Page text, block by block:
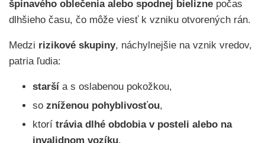
špinavého oblečenia alebo spodnej bielizne počas
dlhšieho času, čo môže viesť k vzniku otvorených rán.
Medzi rizikové skupiny, náchylnejšie na vznik vredov,
patria ľudia:
starší a s oslabenou pokožkou,
so zníženou pohyblivosťou,
ktorí trávia dlhé obdobia v posteli alebo na
invalidnom vozíku,